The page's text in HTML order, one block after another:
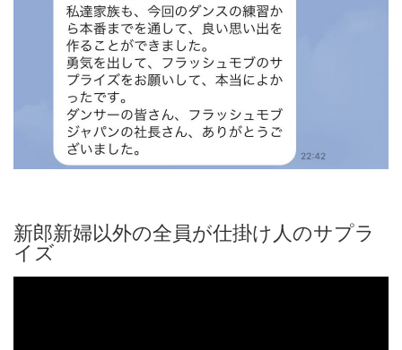
新郎新婦以外の全員が仕掛け人のサプラ
イズ